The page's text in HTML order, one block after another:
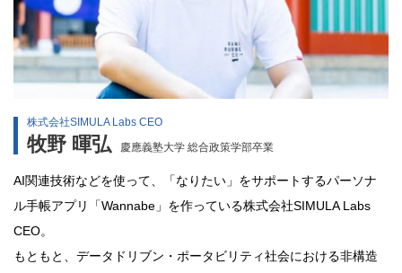
株式会社SIMULA Labs CEO
牧野 暉弘 慶應義塾大学 総合政策学部卒業
AI関連技術などを使って、「なりたい」をサポートするパーソナ
ル手帳アプリ「Wannabe」を作っている株式会社SIMULA Labs
CEO。
もともと、データドリブン・ポータビリティ社会における非構造